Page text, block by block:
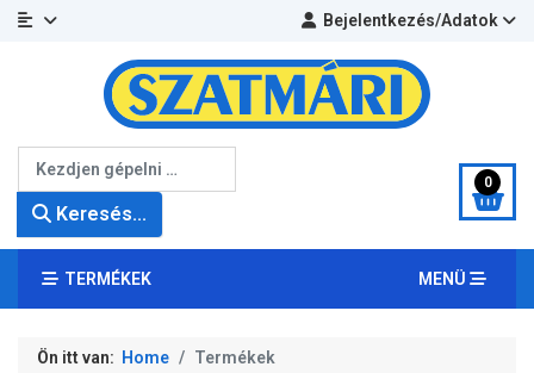
Bejelentkezés/Adatok
Keresés...
0
TERMÉKEK MENÜ
Ön itt van: Home Termékek